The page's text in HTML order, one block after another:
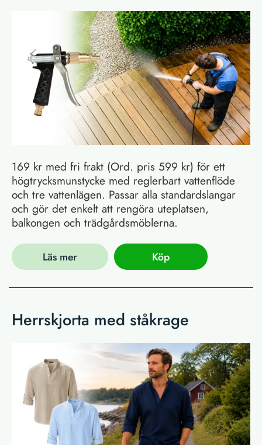
169 kr med fri frakt (Ord. pris 599 kr) för ett
högtrycksmunstycke med reglerbart vattenflöde
och tre vattenlägen. Passar alla standardslangar
och gör det enkelt att rengöra uteplatsen,
balkongen och trädgårdsmöblerna.
Läs mer Köp
Herrskjorta med ståkrage